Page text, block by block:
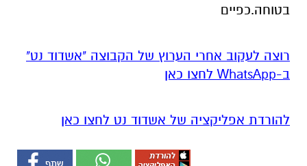
בטוחה.כפיים
רוצה לעקוב אחרי הערוץ של הקבוצה "אשדוד נט"
ב-WhatsApp לחצו כאן
להורדת אפליקציה של אשדוד נט לחצו כאן